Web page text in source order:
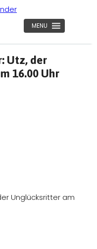
MENU
Utz, der
16.00 Uhr